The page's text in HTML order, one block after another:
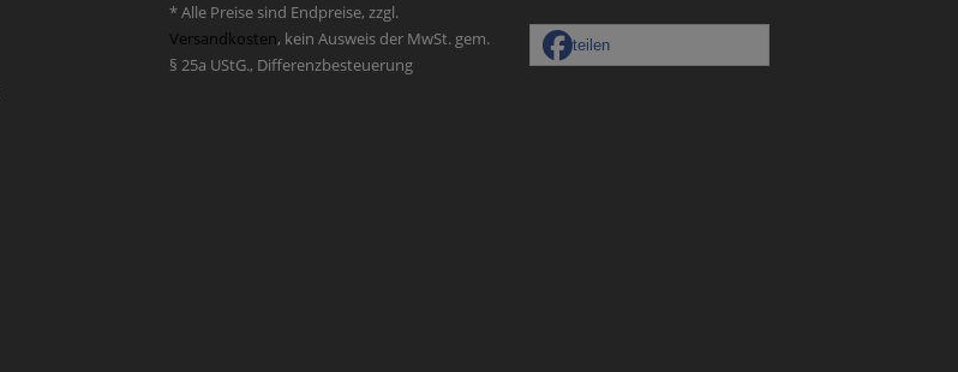
* Alle Preise sind Endpreise, zzgl.
Versandkosten, kein Ausweis der MwSt. gem.
§ 25a UStG., Differenzbesteuerung
teilen